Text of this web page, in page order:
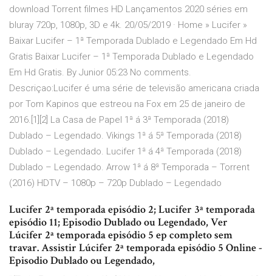
download Torrent filmes HD Lançamentos 2020 séries em
bluray 720p, 1080p, 3D e 4k. 20/05/2019 · Home » Lucifer »
Baixar Lucifer – 1ª Temporada Dublado e Legendado Em Hd
Gratis Baixar Lucifer – 1ª Temporada Dublado e Legendado
Em Hd Gratis. By Junior 05:23 No comments.
Descriçao:Lucifer é uma série de televisão americana criada
por Tom Kapinos que estreou na Fox em 25 de janeiro de
2016.[1][2] La Casa de Papel 1ª á 3ª Temporada (2018)
Dublado – Legendado. Vikings 1ª á 5ª Temporada (2018)
Dublado – Legendado. Lucifer 1ª á 4ª Temporada (2018)
Dublado – Legendado. Arrow 1ª á 8ª Temporada – Torrent
(2016) HDTV – 1080p – 720p Dublado – Legendado
Lucifer 2ª temporada episódio 2; Lucifer 3ª temporada
episódio 11; Episodio Dublado ou Legendado, Ver
Lúcifer 2ª temporada episódio 5 ep completo sem
travar. Assistir Lúcifer 2ª temporada episódio 5 Online -
Episodio Dublado ou Legendado,